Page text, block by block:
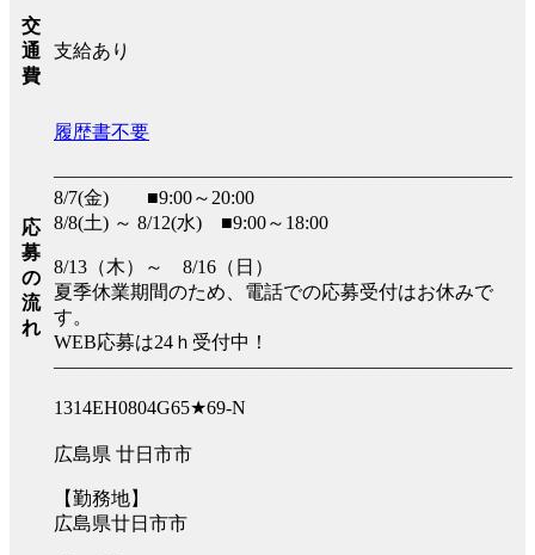
交
通
費
支給あり
応
募
の
流
れ
履歴書不要
――――――――――――――――――――――――
8/7(金) ■9:00～20:00
8/8(土) ～ 8/12(水) ■9:00～18:00
8/13（木）～ 8/16（日）
夏季休業期間のため、電話での応募受付はお休みで
す。
WEB応募は24ｈ受付中！
――――――――――――――――――――――――
1314EH0804G65★69-N
広島県 廿日市市
【勤務地】
広島県廿日市市